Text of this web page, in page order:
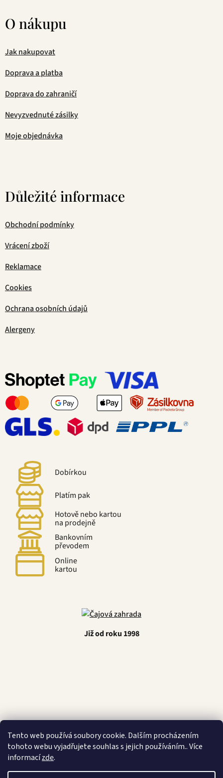
Tento web používá soubory cookie. Dalším procházením
tohoto webu vyjadřujete souhlas s jejich používáním.. Více
informacízde.
O nákupu
Jak nakupovat
Doprava a platba
Doprava do zahraničí
Nevyzvednuté zásilky
Moje objednávka
Důležité informace
Obchodní podmínky
Vrácení zboží
Reklamace
Cookies
Ochrana osobních údajů
Alergeny
Dobírkou
Platím pak
Hotově nebo kartou
na prodejně
Bankovním
převodem
Online
kartou
Již od roku 1998
Latino Café